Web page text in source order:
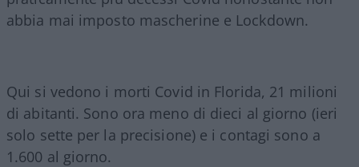
abbia mai imposto mascherine e Lockdown.
Qui si vedono i morti Covid in Florida, 21 milioni
di abitanti. Sono ora meno di dieci al giorno (ieri
solo sette per la precisione) e i contagi sono a
1.600 al giorno.